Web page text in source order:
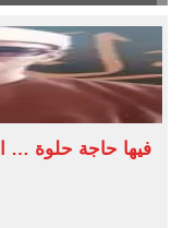
فيها حاجة حلوة …